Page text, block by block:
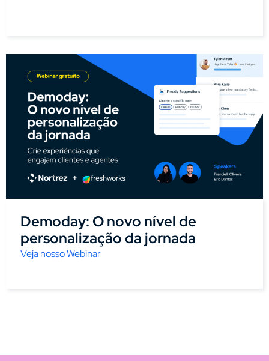
Demoday: O novo nível de
personalização da jornada
Veja nosso Webinar